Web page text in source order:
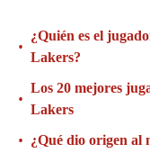
•
¿Quién es el
Lakers?
•
Los 20 mejores
Lakers
• ¿Qué dio origen al